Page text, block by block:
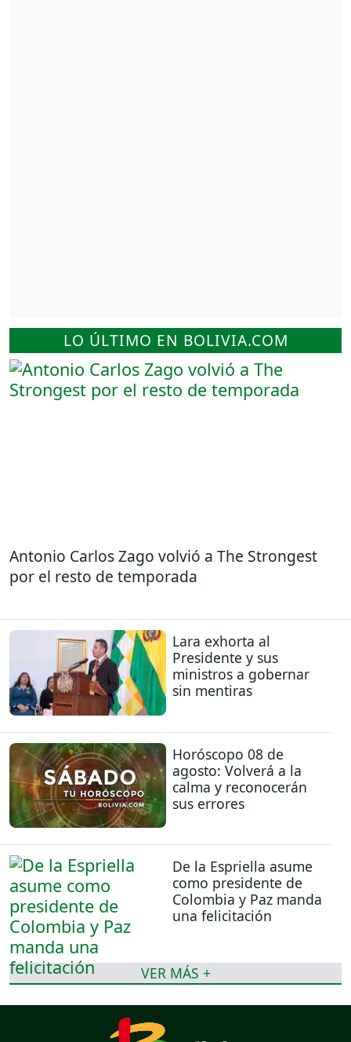
LO ÚLTIMO EN BOLIVIA.COM
Antonio Carlos Zago volvió a The Strongest
por el resto de temporada
Lara exhorta al
Presidente y sus
ministros a gobernar
sin mentiras
Horóscopo 08 de
agosto: Volverá a la
calma y reconocerán
sus errores
De la Espriella asume
como presidente de
Colombia y Paz manda
una felicitación
VER MÁS +